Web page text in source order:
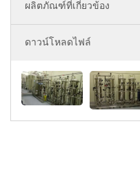
ผลิตภัณฑ์ที่เกี่ยวข้อง
ดาวน์โหลดไฟล์